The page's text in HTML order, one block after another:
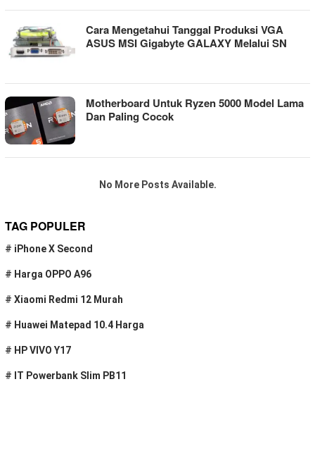
Cara Mengetahui Tanggal Produksi VGA
ASUS MSI Gigabyte GALAXY Melalui SN
Motherboard Untuk Ryzen 5000 Model Lama
Dan Paling Cocok
No More Posts Available.
TAG POPULER
# iPhone X Second
# Harga OPPO A96
# Xiaomi Redmi 12 Murah
# Huawei Matepad 10.4 Harga
# HP VIVO Y17
# IT Powerbank Slim PB11